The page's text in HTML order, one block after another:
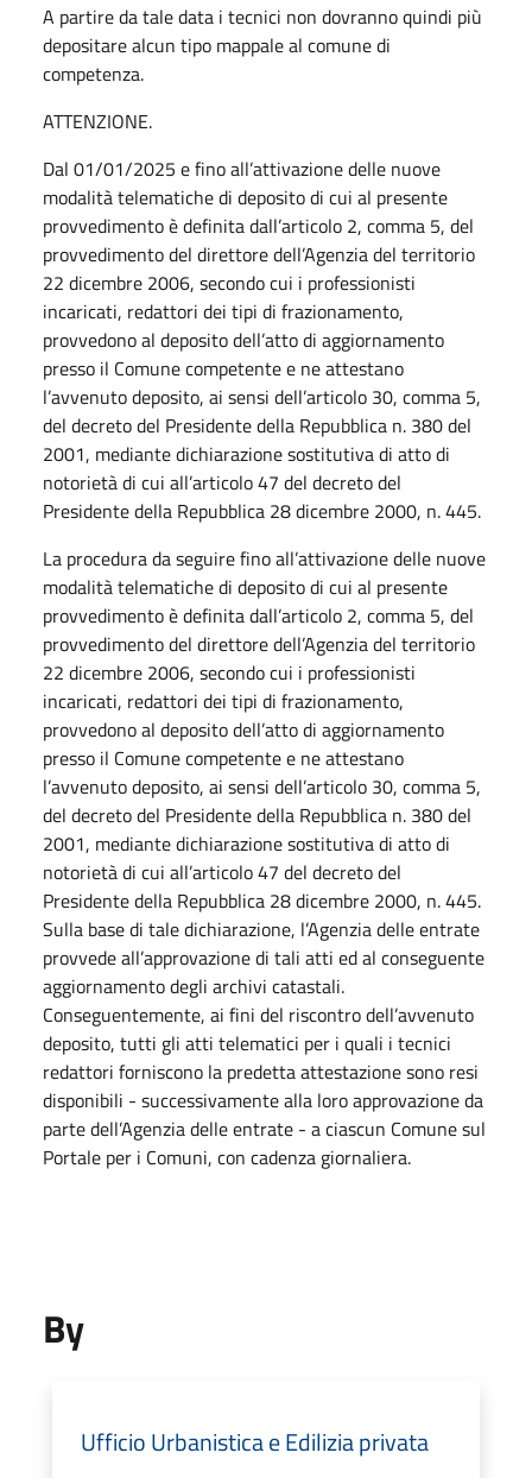
A partire da tale data i tecnici non dovranno quindi più
depositare alcun tipo mappale al comune di
competenza.
ATTENZIONE.
Dal 01/01/2025 e fino all’attivazione delle nuove
modalità telematiche di deposito di cui al presente
provvedimento è definita dall’articolo 2, comma 5, del
provvedimento del direttore dell’Agenzia del territorio
22 dicembre 2006, secondo cui i professionisti
incaricati, redattori dei tipi di frazionamento,
provvedono al deposito dell’atto di aggiornamento
presso il Comune competente e ne attestano
l’avvenuto deposito, ai sensi dell’articolo 30, comma 5,
del decreto del Presidente della Repubblica n. 380 del
2001, mediante dichiarazione sostitutiva di atto di
notorietà di cui all’articolo 47 del decreto del
Presidente della Repubblica 28 dicembre 2000, n. 445.
La procedura da seguire fino all’attivazione delle nuove
modalità telematiche di deposito di cui al presente
provvedimento è definita dall’articolo 2, comma 5, del
provvedimento del direttore dell’Agenzia del territorio
22 dicembre 2006, secondo cui i professionisti
incaricati, redattori dei tipi di frazionamento,
provvedono al deposito dell’atto di aggiornamento
presso il Comune competente e ne attestano
l’avvenuto deposito, ai sensi dell’articolo 30, comma 5,
del decreto del Presidente della Repubblica n. 380 del
2001, mediante dichiarazione sostitutiva di atto di
notorietà di cui all’articolo 47 del decreto del
Presidente della Repubblica 28 dicembre 2000, n. 445.
Sulla base di tale dichiarazione, l’Agenzia delle entrate
provvede all’approvazione di tali atti ed al conseguente
aggiornamento degli archivi catastali.
Conseguentemente, ai fini del riscontro dell’avvenuto
deposito, tutti gli atti telematici per i quali i tecnici
redattori forniscono la predetta attestazione sono resi
disponibili - successivamente alla loro approvazione da
parte dell’Agenzia delle entrate - a ciascun Comune sul
Portale per i Comuni, con cadenza giornaliera.
By
Ufficio Urbanistica e Edilizia privata